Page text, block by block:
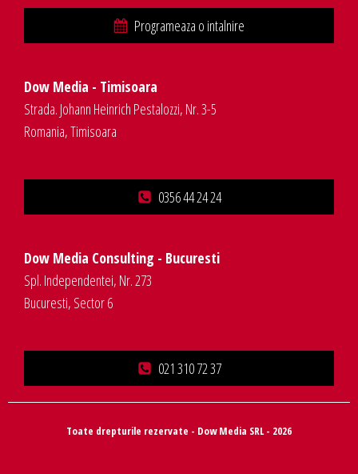
Programeaza o intalnire
Dow Media - Timisoara
Strada. Johann Heinrich Pestalozzi, Nr. 3-5
Romania, Timisoara
0356 44 24 24
Dow Media Consulting - Bucuresti
Spl. Independentei, Nr. 273
Bucuresti, Sector 6
021 310 72 37
Toate drepturile rezervate - Dow Media SRL - 2026